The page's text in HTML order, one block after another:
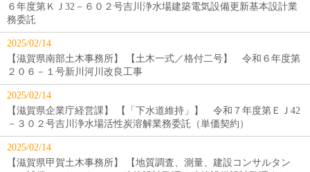
６年度第ＫＪ32－６０２号吉川浄水場建築電気設備更新基本設計業
務委託
2025/02/14
【滋賀県南部土木事務所】 【土木一式／格付二号】 令和６年度第
２０６－１号新川河川改良工事
2025/02/14
【滋賀県企業庁経営課】 【「下水道維持」】 令和７年度第ＥＪ42
－３０２号吉川浄水場活性炭溶解業務委託（単価契約）
2025/02/14
【滋賀県甲賀土木事務所】 【地質調査、測量、建設コンサルタン